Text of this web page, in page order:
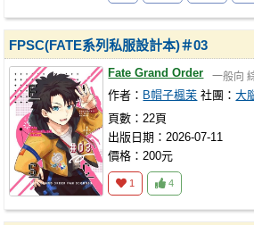
FPSC(FATE系列私服設計本)＃03
Fate Grand Order 一般向
作者： B帽子楓茉 社團：大
頁數：22頁
出版日期：2026-07-11
價格：200元
1 4